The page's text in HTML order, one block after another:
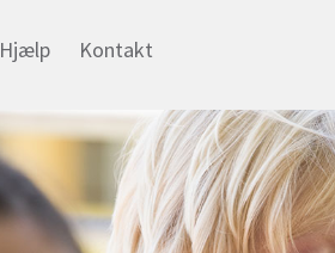
Hjælp Kontakt